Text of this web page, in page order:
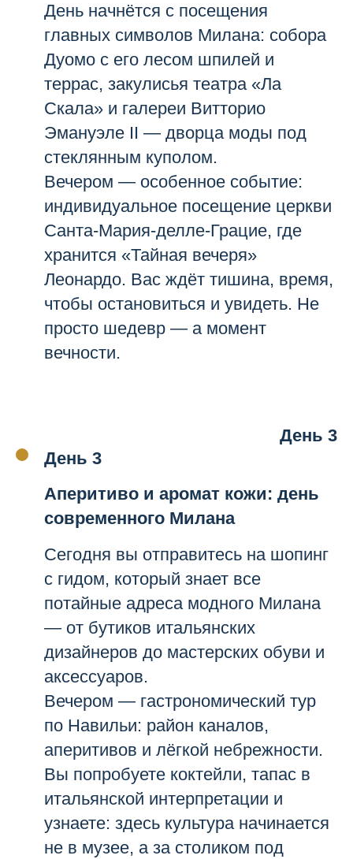
День начнётся с посещения
главных символов Милана: собора
Дуомо с его лесом шпилей и
террас, закулисья театра «Ла
Скала» и галереи Витторио
Эмануэле II — дворца моды под
стеклянным куполом.
Вечером — особенное событие:
индивидуальное посещение церкви
Санта-Мария-делле-Грацие, где
хранится «Тайная вечеря»
Леонардо. Вас ждёт тишина, время,
чтобы остановиться и увидеть. Не
просто шедевр — а момент
вечности.
День 3
День 3
Аперитиво и аромат кожи: день
современного Милана
Сегодня вы отправитесь на шопинг
с гидом, который знает все
потайные адреса модного Милана
— от бутиков итальянских
дизайнеров до мастерских обуви и
аксессуаров.
Вечером — гастрономический тур
по Навильи: район каналов,
аперитивов и лёгкой небрежности.
Вы попробуете коктейли, тапас в
итальянской интерпретации и
узнаете: здесь культура начинается
не в музее, а за столиком под